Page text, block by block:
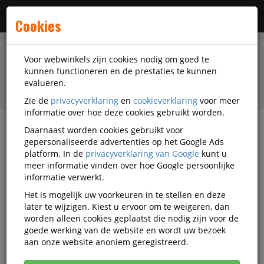
Alle categorieën
DiscountOffice Inspiration
DiscountOffice Inspiration
Pagina's
Cookies
Voor webwinkels zijn cookies nodig om goed te
kunnen functioneren en de prestaties te kunnen
evalueren.
Zie de privacyverklaring en cookieverklaring voor meer
informatie over hoe deze cookies gebruikt worden.
Daarnaast worden cookies gebruikt voor
gepersonaliseerde advertenties op het Google Ads
platform. In de privacyverklaring van Google kunt u
meer informatie vinden over hoe Google persoonlijke
informatie verwerkt.
Het is mogelijk uw voorkeuren in te stellen en deze
later te wijzigen. Kiest u ervoor om te weigeren, dan
worden alleen cookies geplaatst die nodig zijn voor de
goede werking van de website en wordt uw bezoek
aan onze website anoniem geregistreerd.